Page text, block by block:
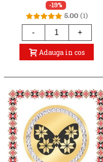
-19%
5.00 (1)
- +
Adauga in cos